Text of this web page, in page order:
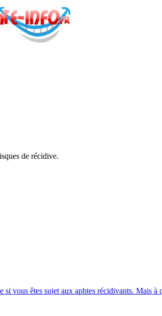
de récidive.
vous êtes sujet aux aphtes récidivants. Mais